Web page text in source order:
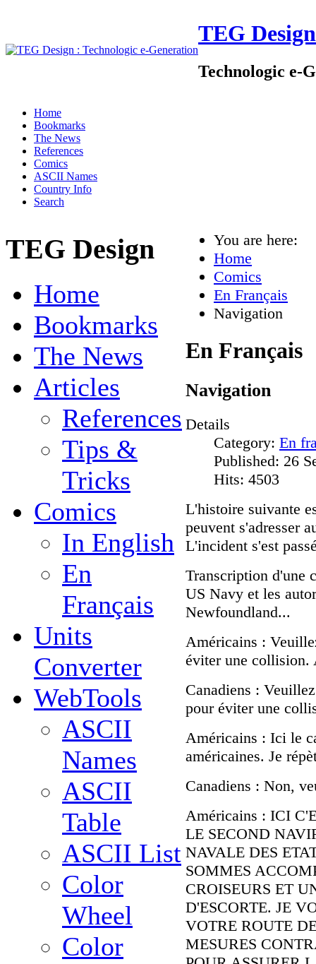
TEG Design
Technologic e-
Home
Bookmarks
The News
References
Comics
ASCII Names
Country Info
Search
TEG Design
Home
Bookmarks
The News
Articles
References
Tips &
Tricks
Comics
In English
En
Français
Units
Converter
WebTools
ASCII
Names
ASCII
Table
ASCII List
Color
Wheel
Color
You are here:
Home
Comics
En Français
Navigation
En Français
Navigation
Details
Category: En
Published: 26
Hits: 4503
L'histoire suivante
peuvent s'adresser
L'incident s'est
Transcription d'une
US Navy et les
Newfoundland...
Américains :
éviter une collision.
Canadiens :
pour éviter une
Américains : Ici le
américaines. Je
Canadiens : Non,
Américains : ICI
LE SECOND
NAVALE DES
SOMMES
CROISEURS ET
D'ESCORTE. JE
VOTRE ROUTE
MESURES